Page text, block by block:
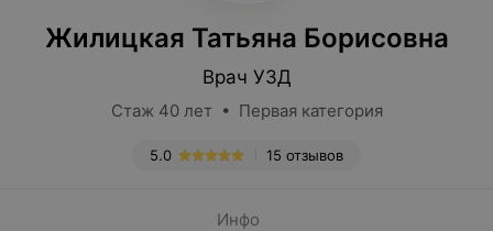
Жилицкая Татьяна Борисовна
Врач УЗД
Стаж 40 лет • Первая категория
15 отзывов
5.0
Инфо